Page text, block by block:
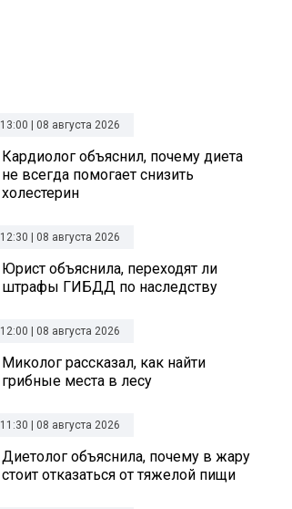
13:00 | 08 августа 2026
Кардиолог объяснил, почему диета
не всегда помогает снизить
холестерин
12:30 | 08 августа 2026
Юрист объяснила, переходят ли
штрафы ГИБДД по наследству
12:00 | 08 августа 2026
Миколог рассказал, как найти
грибные места в лесу
11:30 | 08 августа 2026
Диетолог объяснила, почему в жару
стоит отказаться от тяжелой пищи